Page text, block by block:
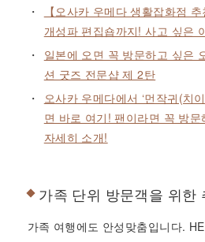
【오사카 우메다 생활잡화점
개성파 편집숍까지! 사고 싶은
일본에 오면 꼭 방문하고 싶은
션 굿즈 전문샵 제 2탄
오사카 우메다에서 ‘먼작귀(치
면 바로 여기! 팬이라면 꼭 방
자세히 소개!
가족 단위 방문객을 위한
가족 여행에도 안성맞춤입니다.